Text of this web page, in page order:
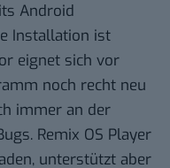
Android
Installation ist
eignet sich vor
noch recht neu
immer an der
Remix OS Player
unterstützt aber